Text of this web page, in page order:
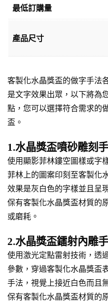
最低訂購量
產品尺寸
客製化水晶獎盃的做字手法
是文字效果出眾，以下將為
點，您可以選擇符合需求的
盃。
1.水晶獎盃噴砂雕刻
使用顯影菲林鏤空圖樣或字
菲林上的圖案印刻至客製化
效果是灰白色的字樣並且呈
保有客製化水晶獎盃材質的
或磨耗。
2.水晶獎盃鐳射內雕
使用激光定點雷射技術，透
參數，穿過客製化水晶獎盃
手法，視覺上接近白色而且
保有客製化水晶獎盃材質的